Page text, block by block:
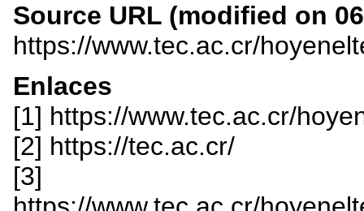
Source URL (modified on
https://www.tec.ac.cr/
Enlaces
[1] https://www.tec.ac.cr/
[2] https://tec.ac.cr/
[3]